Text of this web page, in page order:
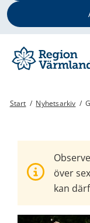
Start / Nyhetsarkiv /
över
kan